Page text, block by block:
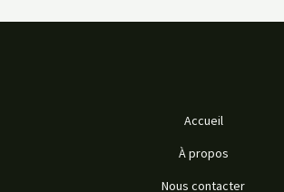
Accueil
À propos
Nous contacter